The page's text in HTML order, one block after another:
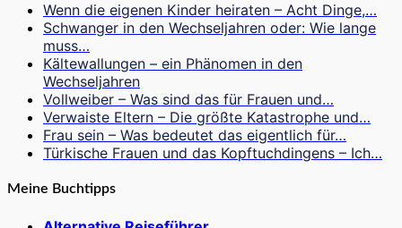
Wenn die eigenen Kinder heiraten – Acht Dinge,…
Schwanger in den Wechseljahren oder: Wie lange
muss…
Kältewallungen – ein Phänomen in den
Wechseljahren
Vollweiber – Was sind das für Frauen und…
Verwaiste Eltern – Die größte Katastrophe und…
Frau sein – Was bedeutet das eigentlich für…
Türkische Frauen und das Kopftuchdingens – Ich…
Meine Buchtipps